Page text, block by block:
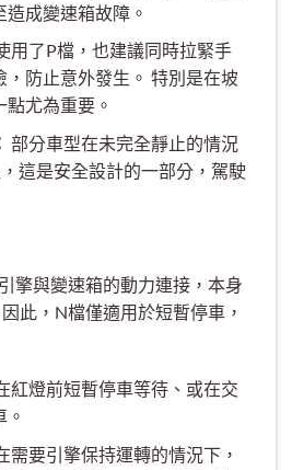
成變速箱故障。
用了P檔，也建議同時拉緊手
，防止意外發生。 特別是在坡
尤為重要。
部分車型在未完全靜止的情況
這是安全設計的一部分，駕駛
擎與變速箱的動力連接，本身
此，N檔僅適用於短暫停車，
紅燈前短暫停車等待、或在交
需要引擎保持運轉的情況下，